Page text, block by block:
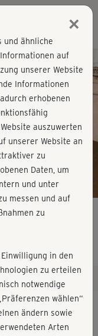
×
und ähnliche
auf
unserer Website
Informationen
erhobenen
auszuwerten
unserer Website an
zu
Daten, um
und unter
messen und auf
zu
in den
zu erteilen
notwendige
wählen“
ändern sowie
Arten